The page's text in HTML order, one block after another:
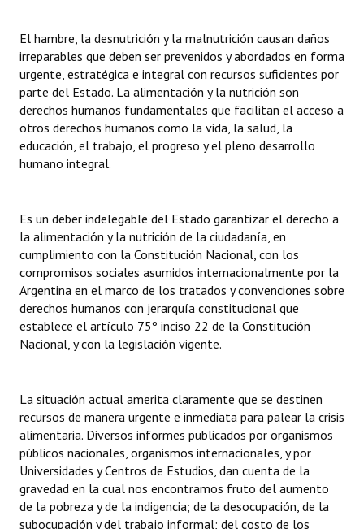
Actas de Sesión
Informes de Unidad Coordinadora
Ejecución Presupuestaria
Actas de Audiencias Públicas
NORMATIVA
Declaraciones
Resoluciones
Resoluciones de Presidencia
INSTITUCIONAL
Noticias Destacadas
Registros y Distinciones
Datos Históricos
Premio al Mérito - Registro
El hambre, la desnutrición y la malnutrición causan daños
irreparables que deben ser prevenidos y abordados en forma
urgente, estratégica e integral con recursos suficientes por
parte del Estado. La alimentación y la nutrición son
derechos humanos fundamentales que facilitan el acceso a
otros derechos humanos como la vida, la salud, la
educación, el trabajo, el progreso y el pleno desarrollo
humano integral.
Es un deber indelegable del Estado garantizar el derecho a
la alimentación y la nutrición de la ciudadanía, en
cumplimiento con la Constitución Nacional, con los
compromisos sociales asumidos internacionalmente por la
Argentina en el marco de los tratados y convenciones sobre
derechos humanos con jerarquía constitucional que
establece el artículo 75º inciso 22 de la Constitución
Nacional, y con la legislación vigente.
La situación actual amerita claramente que se destinen
recursos de manera urgente e inmediata para palear la crisis
alimentaria. Diversos informes publicados por organismos
públicos nacionales, organismos internacionales, y por
Universidades y Centros de Estudios, dan cuenta de la
gravedad en la cual nos encontramos fruto del aumento
de la pobreza y de la indigencia; de la desocupación, de la
subocupación y del trabajo informal; del costo de los